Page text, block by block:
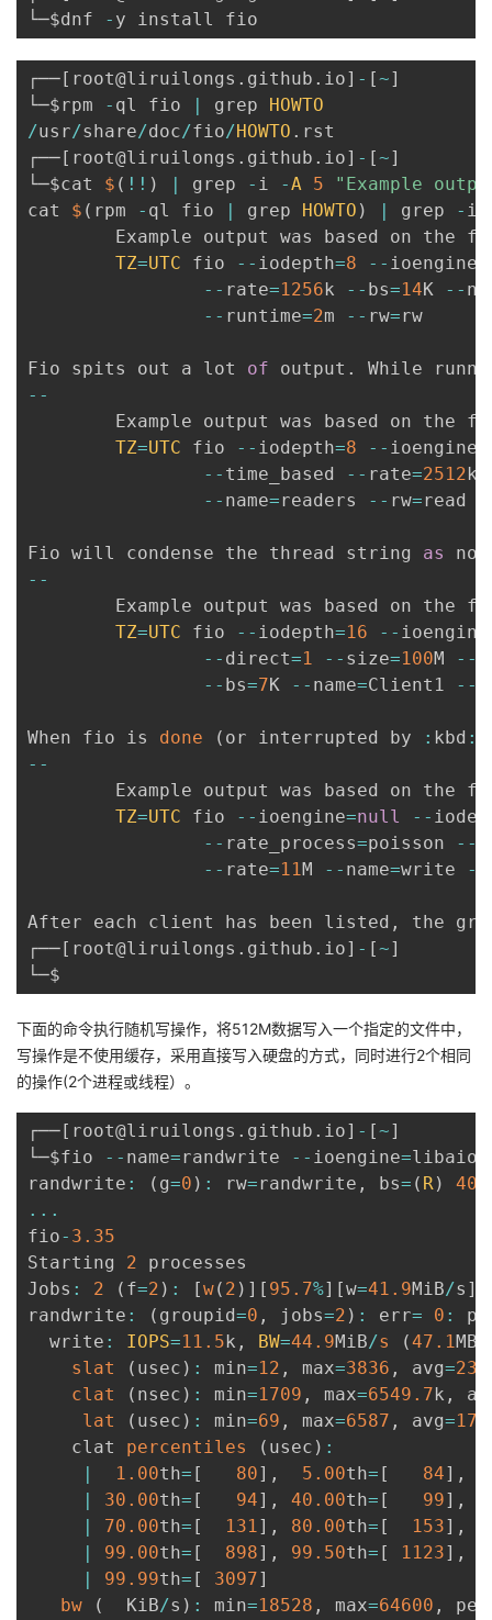
└─$dnf
-
┌──[ root@liruilongs . github . io] - [~]
└─$rpm
- ql fio | grep HOWTO
/usr/share/doc/fio/HOWTO . rst
┌──[ root@liruilongs . github . io] - [~]
└─$cat $ ( ! ! ) | grep - i -A 5
"Example
cat $ ( rpm - ql fio | grep HOWTO ) | grep - i
Example output was based on the
TZ=UTC fio -- iodepth=8 -- ioengine
-- rate=1256k -- bs=14K --
-- runtime=2m -- rw=rw
Fio spits out a lot of output .
While
--
Example output was based on the
TZ=UTC fio -- iodepth=8 -- ioengine
-- time_based -- rate=2512k
-- name=readers -- rw=read
Fio will condense the thread string as
--
Example output was based on the
TZ=UTC fio -- iodepth=16 -- ioengine
-- direct=1 -- size=100M --
-- bs=7K -- name=Client1 --
When fio is done ( or interrupted by : kbd :
--
Example output was based on the
TZ=UTC fio -- ioengine=null --
-- rate_process=poisson --
-- rate=11M -- name=write --
After each client has been listed ,
the
┌──[ root@liruilongs . github . io] - [~]
下面的命令执行随机写操作，将512M数据写入一个指定的文件中，
写操作是不使用缓存，采用直接写入硬盘的方式，同时进行2个相同
的操作(2个进程或线程）。
┌──[ root@liruilongs . github . io] - [~]
└─$fio
-- name=randwrite -- ioengine=libaio
randwrite : ( g=0 ) : rw=randwrite , bs= ( R)
...
fio- 3.35
Starting 2 processes
Jobs : 2 ( f=2 ) : [w( 2 ) ] [ 95.7%] [w=41.9MiB/s ]
randwrite : ( groupid=0 , jobs=2 ) : err= 0 :
  write
: IOPS=11.5k , BW=44.9MiB/s (47.1MB
slat
( usec ) : min=12 , max=3836 , avg=
clat
( nsec ) : min=1709 , max=6549.7k ,
lat
( usec ) : min=69 , max=6587 , avg=
    clat
percentiles ( usec ) :
|
1.00th= [ 80] , 5.00th= [ 84] ,
|
30.00th= [ 94] , 40.00th= [ 99] ,
|
70.00th= [ 131] , 80.00th= [ 153] ,
|
99.00th= [ 898] , 99.50th= [ 1123] ,
|
99.99th= [ 3097]
bw
(
  KiB
/s ) : min=18528 , max=64600 , per